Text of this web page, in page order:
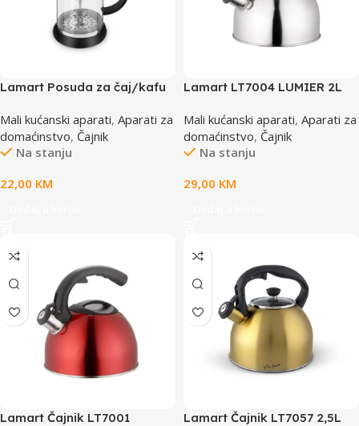
Lamart Posuda za čaj/kafu
Mali kućanski aparati, Aparati za
domaćinstvo, Čajnik
Na stanju
22,00 KM
Lamart LT7004 LUMIER 2L
Mali kućanski aparati, Aparati za
domaćinstvo, Čajnik
Na stanju
29,00 KM
Lamart Čajnik LT7001
Lamart Čajnik LT7057 2,5L